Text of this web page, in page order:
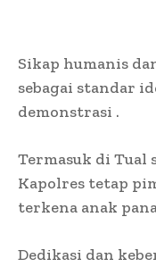
Sikap humanis
sebagai standar
demonstrasi .
Termasuk di Tual
Kapolres tetap
terkena anak
Dedikasi dan